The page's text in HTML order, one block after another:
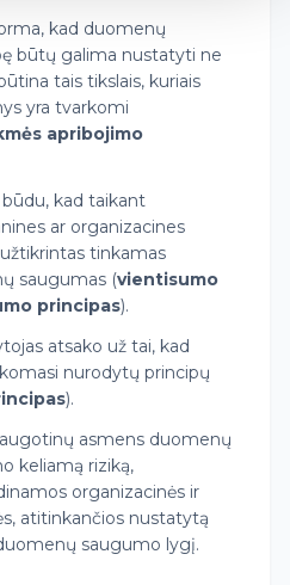
kad duomenų
būtų galima nustatyti ne
tais tikslais, kuriais
yra tvarkomi
apribojimo
kad taikant
ar organizacines
tinkamas
saugumas (vientisumo
principas).
atsako už tai, kad
nurodytų principų
).
asmens duomenų
keliamą riziką,
organizacinės ir
atitinkančios nustatytą
saugumo lygį.